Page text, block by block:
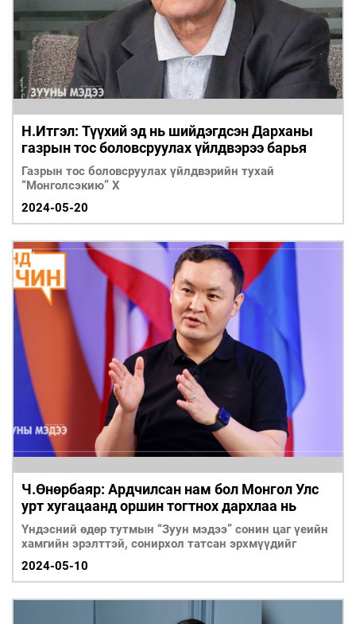
Н.Итгэл: Түүхий эд нь шийдэгдсэн Дарханы
газрын тос боловсруулах үйлдвэрээ барья
Газрын тос боловсруулах үйлдвэрийн тухай
“Монголсэкию” Х
2024-05-20
Ч.Өнөрбаяр: Ардчилсан нам бол Монгол Улс
урт хугацаанд оршин тогтнох дархлаа нь
Үндэсний өдөр тутмын “Зуун мэдээ” сонин цаг үеийн
хамгийн эрэлттэй, сонирхол татсан эрхмүүдийг
2024-05-10